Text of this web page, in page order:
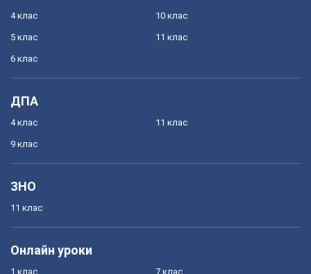
4 клас
5 клас
6 клас
10 клас
11 клас
ДПА
4 клас
9 клас
11 клас
ЗНО
11 клас
Онлайн уроки
1 клас 7 клас